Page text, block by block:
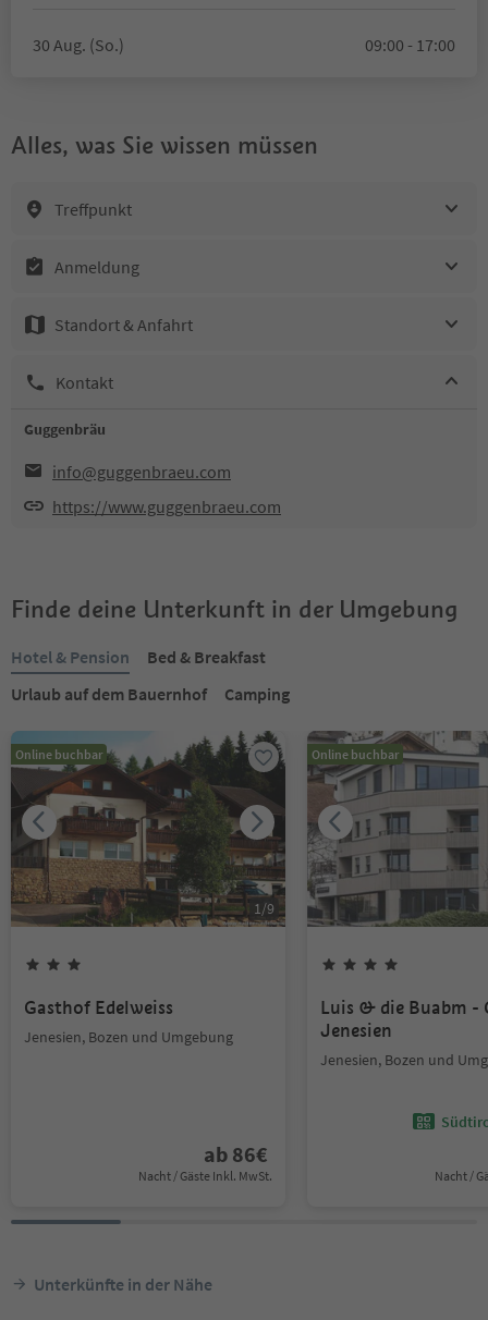
30 Aug. (So.) 09:00 - 17:00
Alles, was Sie wissen müssen
Treffpunkt
Anmeldung
Standort & Anfahrt
Kontakt
Guggenbräu
info@guggenbraeu.com
https://www.guggenbraeu.com
Finde deine Unterkunft in der Umgebung
Hotel & Pension
Bed & Breakfast
Urlaub auf dem Bauernhof
Camping
Online buchbar
1/9
Gasthof Edelweiss
Jenesien, Bozen und Umgebung
ab 86€
Nacht / Gäste Inkl. MwSt.
Online buchbar
Luis & die Buabm -
Jenesien
Jenesien, Bozen und
Nacht /
Unterkünfte in der Nähe